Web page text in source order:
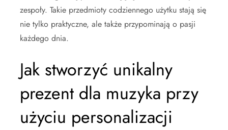
zespoły. Takie przedmioty codziennego użytku stają się
nie tylko praktyczne, ale także przypominają o pasji
każdego dnia.
Jak stworzyć unikalny
prezent dla muzyka przy
użyciu personalizacji